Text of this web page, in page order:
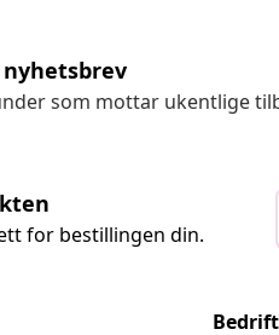
som mottar ukentlige
for bestillingen din.
Bedrift